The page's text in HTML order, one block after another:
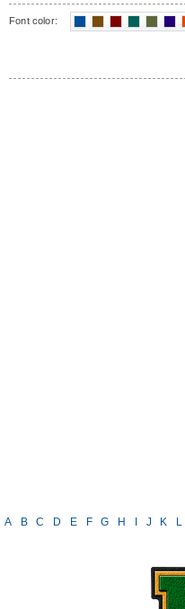
Font color:
A B C D E F G H J K L